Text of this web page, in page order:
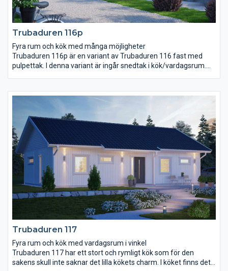
Trubaduren 116p
Fyra rum och kök med många möjligheter
Trubaduren 116p är en variant av Trubaduren 116 fast med
pulpettak. I denna variant är ingår snedtak i kök/vardagsrum.
ljust med högt snedtak. Det stora sovrummet anpassar ni efter
era egna önskemål. Ni kan till exempel placera en utgång till
trädgården här, flytta klädkammardörren hit eller kanske wc-
dörren? Rummet för klädvård ligger nära entré och kök, bra för
er som gillar att göra flera saker samtidigt!
Trubaduren 117
Fyra rum och kök med vardagsrum i vinkel
Trubaduren 117 har ett stort och rymligt kök som för den
sakens skull inte saknar det lilla kökets charm. I köket finns det